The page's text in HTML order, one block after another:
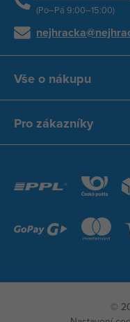
(Po–Pá 9:00–15:00)
Vše o nákupu
Pro zákazníky
©